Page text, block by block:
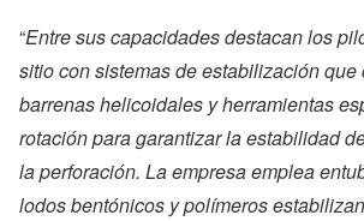
“Entre sus capacidades destacan los
sitio con sistemas de estabilización que
barrenas helicoidales y herramientas
rotación para garantizar la estabilidad
la perforación. La empresa emplea
lodos bentónicos y polímeros